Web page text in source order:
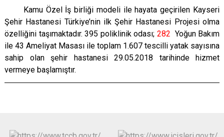
Kamu Özel İş birliği modeli ile hayata geçirilen Kayseri
Şehir Hastanesi Türkiye’nin ilk Şehir Hastanesi Projesi olma
özelliğini taşımaktadır. 395 poliklinik odası; 282 Yoğun Bakım
ile 43 Ameliyat Masası ile toplam 1.607 tescilli yatak sayısına
sahip olan şehir hastanesi 29.05.2018 tarihinde hizmet
vermeye başlamıştır.